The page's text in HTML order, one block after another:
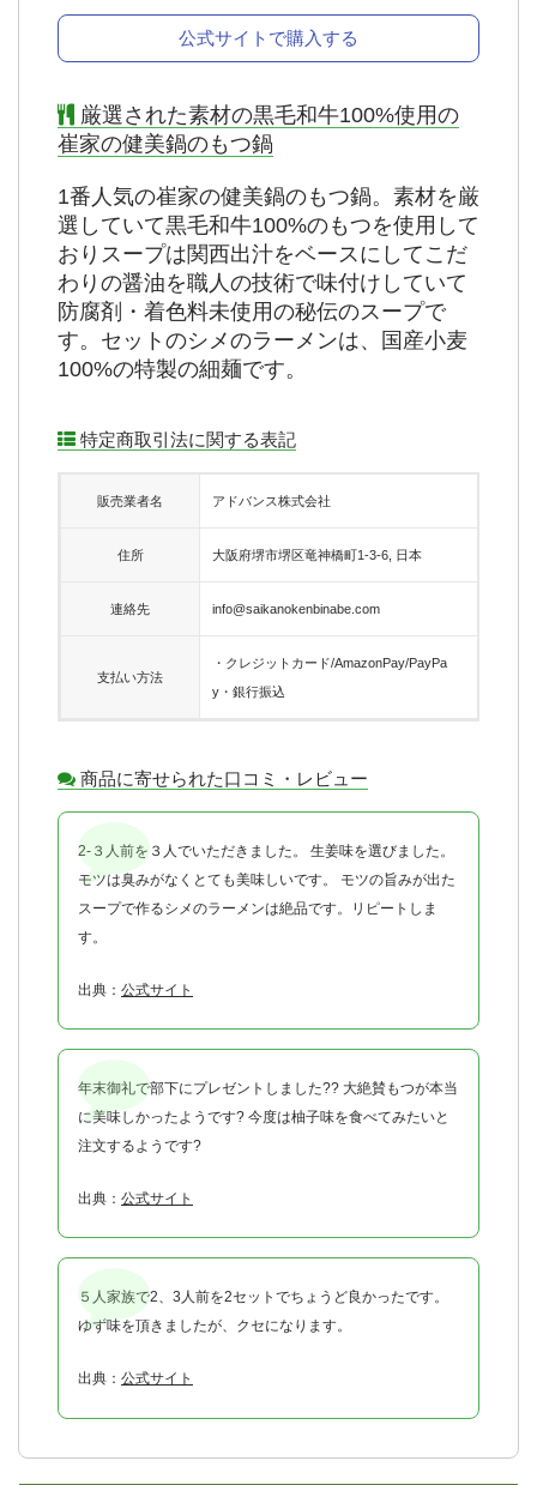
公式サイトで購入する
厳選された素材の黒毛和牛100%使用の
崔家の健美鍋のもつ鍋
1番人気の崔家の健美鍋のもつ鍋。素材を厳
選していて黒毛和牛100%のもつを使用して
おりスープは関西出汁をベースにしてこだ
わりの醤油を職人の技術で味付けしていて
防腐剤・着色料未使用の秘伝のスープで
す。セットのシメのラーメンは、国産小麦
100%の特製の細麺です。
特定商取引法に関する表記
販売業者名 アドバンス株式会社
住所 大阪府堺市堺区竜神橋町1-3-6, 日本
連絡先 info@saikanokenbinabe.com
支払い方法
・クレジットカード/AmazonPay/PayPa
y・銀行振込
商品に寄せられた口コミ・レビュー
2-３人前を３人でいただきました。 生姜味を選びました。
モツは臭みがなくとても美味しいです。 モツの旨みが出た
スープで作るシメのラーメンは絶品です。リピートしま
す。
出典： 公式サイト
年末御礼で部下にプレゼントしました?? 大絶賛もつが本当
に美味しかったようです? 今度は柚子味を食べてみたいと
注文するようです?
出典： 公式サイト
５人家族で2、3人前を2セットでちょうど良かったです。
ゆず味を頂きましたが、クセになります。
出典： 公式サイト